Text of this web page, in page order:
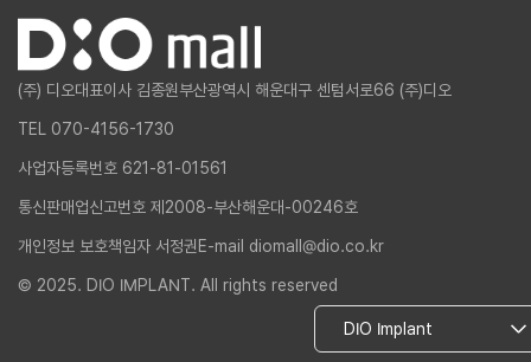
(주) 디오대표이사 김종원부산광역시 해운대구 센텀서로66 (주)디오
TEL 070-4156-1730
사업자등록번호 621-81-01561
통신판매업신고번호 제2008-부산해운대-00246호
개인정보 보호책임자 서정권 E-mail diomall@dio.co.kr
© 2025. DIO IMPLANT. All rights reserved